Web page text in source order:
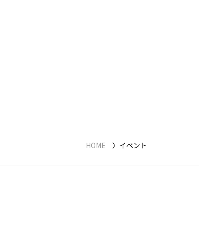
HOME イベント